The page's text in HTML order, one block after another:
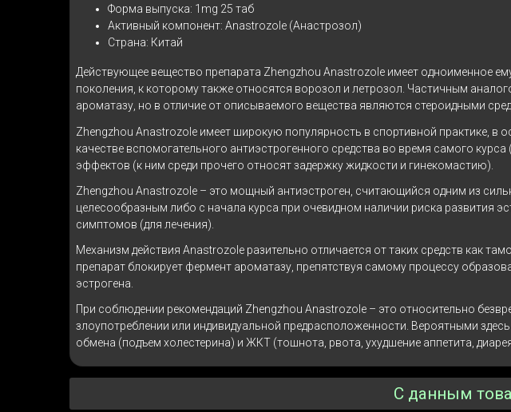
Форма выпуска: 1mg 25 таб
Активный компонент: Anastrozole (Анастрозол)
Страна: Китай
Действующее вещество препарата Zhengzhou Anastrozole имеет одноименное
поколения, к которому также относятся ворозол и летрозол. Частичным
ароматазу, но в отличие от описываемого вещества являются стероидными
Zhengzhou Anastrozole имеет широкую популярность в спортивной практике, в
качестве вспомогательного антиэстрогенного средства во время самого
эффектов (к ним среди прочего относят задержку жидкости и гинекомастию).
Zhengzhou Anastrozole – это мощный антиэстроген, считающийся одним из
целесообразным либо с начала курса при очевидном наличии риска развития
симптомов (для лечения).
Механизм действия Anastrozole разительно отличается от таких средств как
препарат блокирует фермент ароматазу, препятствуя самому процессу
эстрогена.
При соблюдении рекомендаций Zhengzhou Anastrozole – это относительно
злоупотреблении или индивидуальной предрасположенности. Вероятными
обмена (подъем холестерина) и ЖКТ (тошнота, рвота, ухудшение аппетита,
С данным